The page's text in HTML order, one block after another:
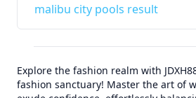
malibu city pools result
Explore the fashion realm with
fashion sanctuary! Master the art of